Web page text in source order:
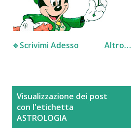
🔹️Scrivimi Adesso Altro…
Visualizzazione dei post
con l'etichetta
ASTROLOGIA